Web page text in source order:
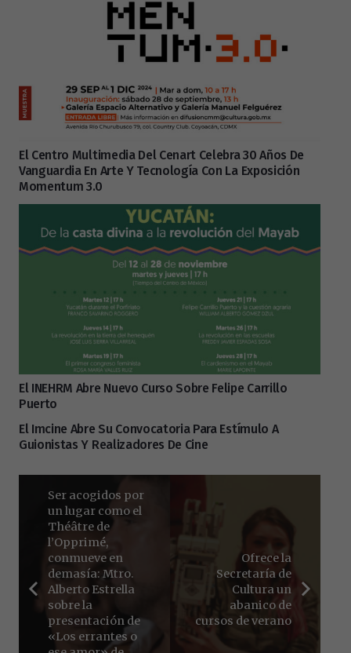
El Centro Multimedia Del Cenart Celebra 30 Años De
Vanguardia En Arte Y Tecnología Con La Exposición
Momentum 3.0
El INEHRM Abre Nuevo Curso Sobre Felipe Carrillo
Puerto
El Imcine Abre Su Convocatoria Para Estímulo A
Guionistas Y Realizadores De Cine
Ser acogidos por
un lugar como el
Théâtre de
l’Opprimé,
conmueve en
demasía: Mtro.
Alberto Estrella
sobre la
presentación de
«Los errantes o
Ofrece la
Secretaría de
Cultura un
abanico de
cursos de verano